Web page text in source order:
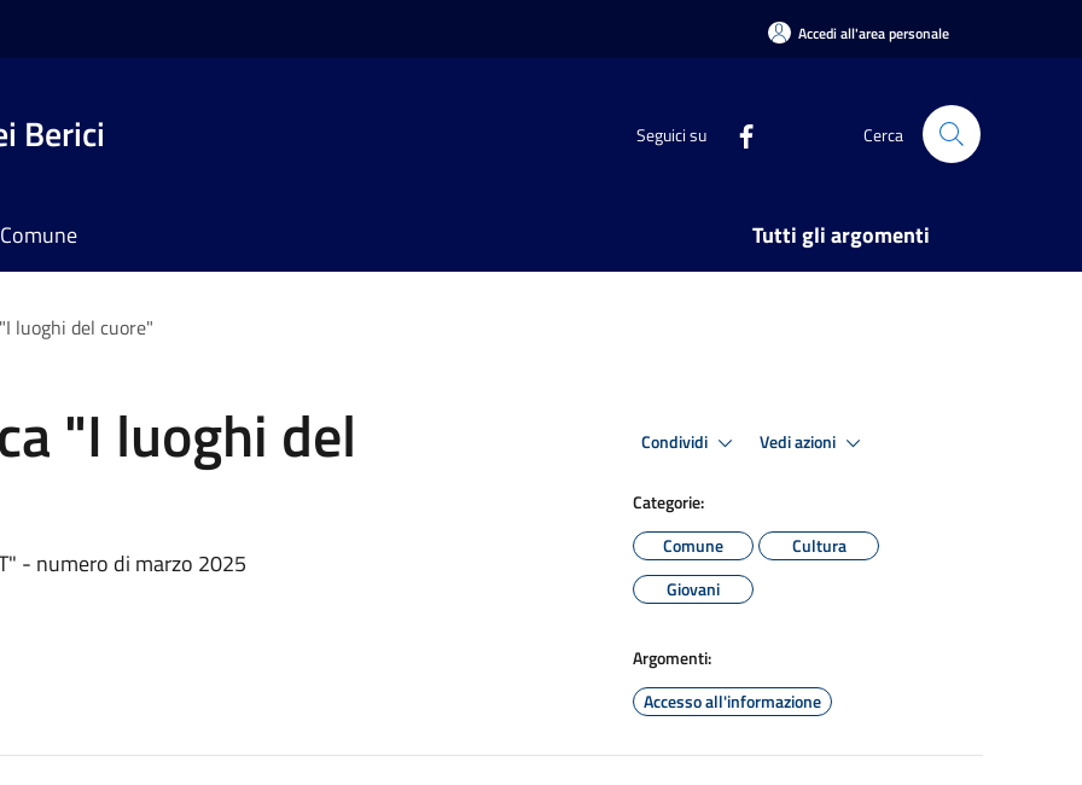
Accedi all'area personale
Berici Seguici su Cerca
Tutti gli argomenti
luoghi del cuore"
"I luoghi del
- numero di marzo 2025
Condividi Vedi azioni
Categorie:
Comune
Cultura
Giovani
Argomenti:
Accesso all'informazione